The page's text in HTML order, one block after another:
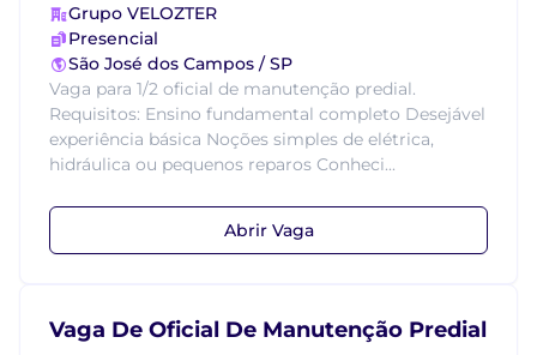
Grupo VELOZTER
Presencial
São José dos Campos / SP
Vaga para 1/2 oficial de manutenção predial.
Requisitos: Ensino fundamental completo Desejável
experiência básica Noções simples de elétrica,
hidráulica ou pequenos reparos Conheci...
Abrir Vaga
Vaga De Oficial De Manutenção Predial